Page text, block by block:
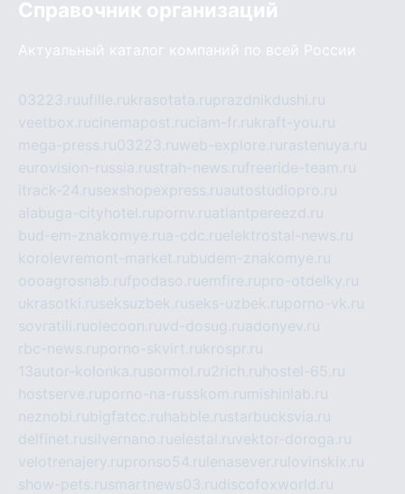
Справочник организаций
Актуальный каталог компаний по всей России
03223.ruufille.rukrasotata.ruprazdnikdushi.ru
veetbox.rucinemapost.ruciam-fr.rukraft-you.ru
mega-press.ru03223.ruweb-explore.ru rastenuya.ru
eurovision-russia.rustrah-news.rufreeride-team.ru
itrack-24.rusexshopexpress.ruautostudiopro.ru
alabuga-cityhotel.rupornv.ruatlantpereezd.ru
bud-em-znakomye.rua-cdc.ruelektrostal-news.ru
korolevremont-market.rubudem-znakomye.ru
oooagrosnab.rufpodaso.ruemfire.rupro-otdelky.ru
ukrasotki.ruseksuzbek.ruseks-uzbek.ruporno-vk.ru
sovratili.ruolecoon.ruvd-dosug.ruadonyev.ru
rbc-news.ruporno-skvirt.rukrospr.ru
13autor-kolonka.rusormol.ru2rich.ru hostel-65.ru
hostserve.ruporno-na-russkom.ru mishinlab.ru
neznobi.rubigfatcc.ru habble.rustarbucksvia.ru
delfinet.rusilvernano.ruelestal.ruvektor-doroga.ru
velotrenajery.rupronso54.ru lenasever.ru lovinskix.ru
show-pets.rusmartnews03.rudiscofoxworld.ru